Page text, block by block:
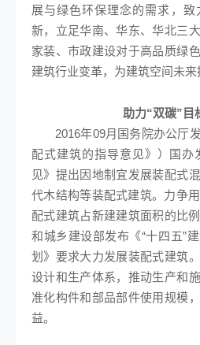
展与绿色环保理念的需求，致
新，立足华南、华东、华北三
家装、市政建设对于高品质绿
建筑行业变革，为建筑空间未来
助力“双碳”目
2016年09月国务院办公厅
配式建筑的指导意见》）国办
见》提出因地制宜发展装配式
代木结构等装配式建筑。力争
配式建筑占新建建筑面积的比
和城乡建设部发布《“十四五”
划》要求大力发展装配式建筑
设计和生产体系，推动生产和
准化构件和部品部件使用规模
益。